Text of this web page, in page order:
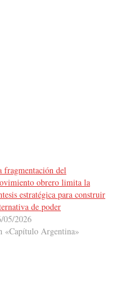
fragmentación del
obrero limita la
estratégica para construir
de poder
05/2026
«Capítulo Argentina»